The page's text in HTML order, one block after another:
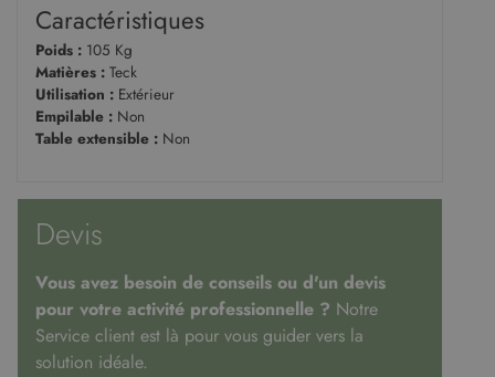
Caractéristiques
Poids : 105 Kg
Matières : Teck
Utilisation : Extérieur
Empilable : Non
Table extensible : Non
Devis
Vous avez besoin de conseils ou d'un devis
pour votre activité professionnelle ? Notre
Service client est là pour vous guider vers la
solution idéale.